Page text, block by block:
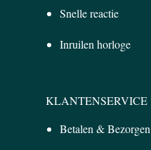
Snelle reactie
Inruilen horloge
KLANTENSERVICE
Betalen & Bezorgen